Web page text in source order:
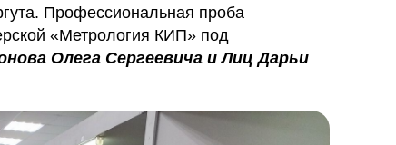
Профессиональная проба
«Метрология КИП» под
Олега Сергеевича и Лиц Дарьи